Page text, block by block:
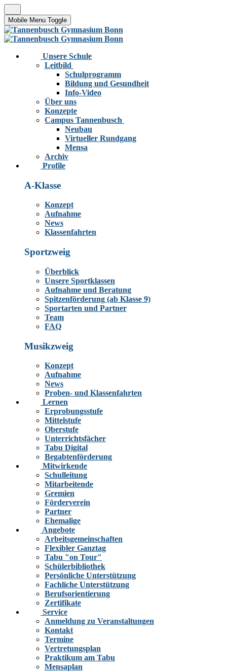
Mobile Menu Toggle
Unsere Schule
Leitbild
Schulprogramm
Bildung und Gesundheit
Info-Video
Über uns
Konzepte
Campus Tannenbusch
Neubau
Virtueller Rundgang
Mensa
Archiv
Profile
A-Klasse
Konzept
Aufnahme
News
Klassenfahrten
Sportzweig
Überblick
Unsere Sportklassen
Aufnahme und Beratung
Spitzenförderung (ab Klasse 9)
Sportarten und Partner
Team
FAQ
Musikzweig
Konzept
Aufnahme
News
Proben- und Klassenfahrten
Lernen
Erprobungsstufe
Mittelstufe
Oberstufe
Unterrichtsfächer
Tabu Digital
Begabtenförderung
Mitwirkende
Schulleitung
Mitarbeitende
Gremien
Förderverein
Partner
Ehemalige
Angebote
Arbeitsgemeinschaften
Flexibler Ganztag
Tabu "on Tour"
Schülerbibliothek
Persönliche Unterstützung
Fachliche Unterstützung
Berufsorientierung
Zertifikate
Service
Anmeldung zu Veranstaltungen
Kontakt
Termine
Vertretungsplan
Praktikum am Tabu
Mensaplan